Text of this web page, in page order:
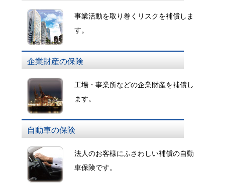
事業活動を取り巻くリスクを補償しま
す。
企業財産の保険
工場・事業所などの企業財産を補償し
ます。
自動車の保険
法人のお客様にふさわしい補償の自動
車保険です。